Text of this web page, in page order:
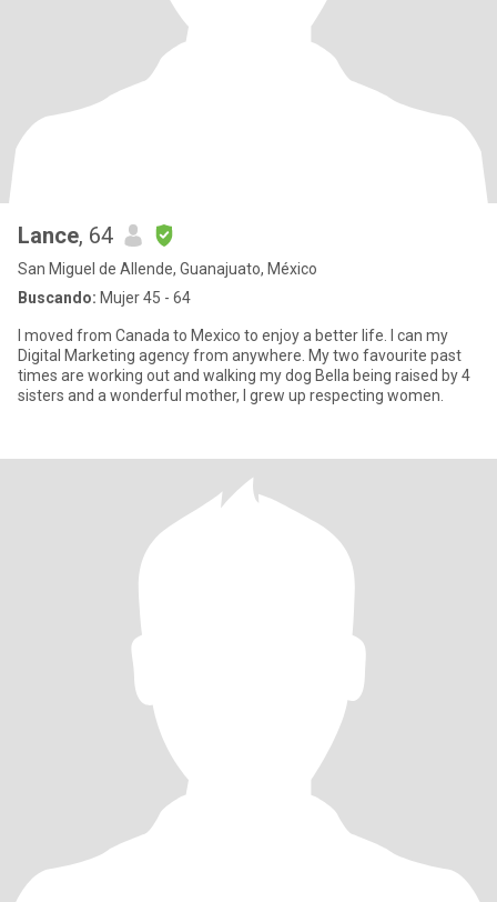
Lance, 64
San Miguel de Allende, Guanajuato, México
Buscando: Mujer 45 - 64
I moved from Canada to Mexico to enjoy a better life. I can my
Digital Marketing agency from anywhere. My two favourite past
times are working out and walking my dog Bella being raised by 4
sisters and a wonderful mother, I grew up respecting women.